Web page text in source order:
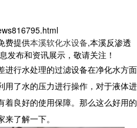
费提供本溪软化水设备,本溪反渗透
发布和资讯展示，敬请关注！
进行水处理的过滤设备在净化水方面
用了水的压力进行操作，对于液体进
良好的使用保障。那么这么好用的
了解一下。